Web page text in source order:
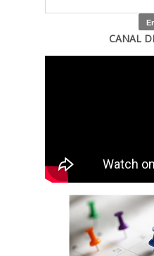
CANAL